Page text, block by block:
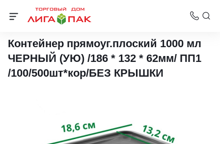
Контейнеры Упакс-Юнити
Контейнер прямоуг.плоский 1000 мл
ЧЕРНЫЙ (УЮ) /186 * 132 * 62мм/ ПП1
/100/500шт*кор/БЕЗ КРЫШКИ